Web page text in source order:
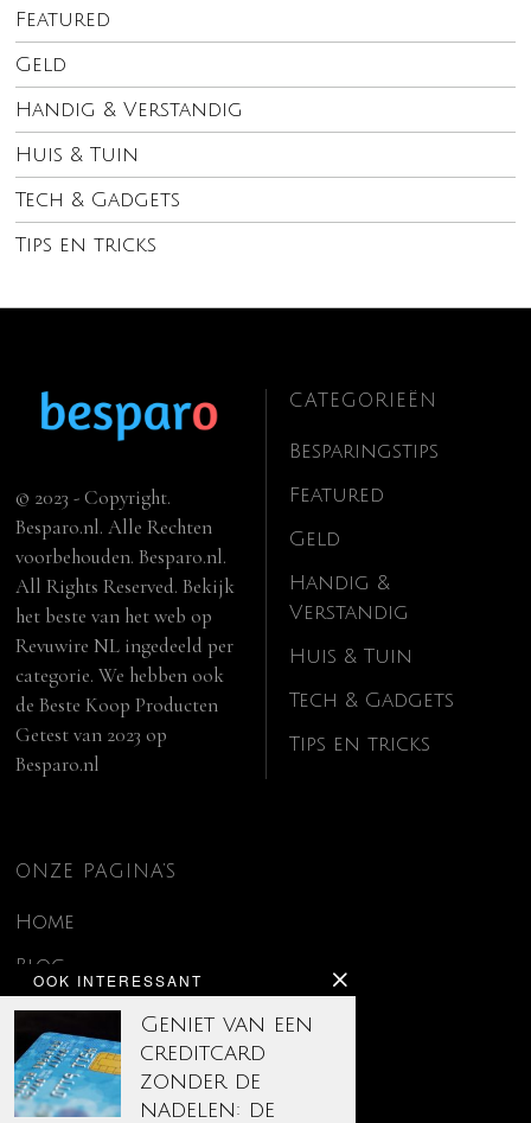
Featured
Geld
Handig & Verstandig
Huis & Tuin
Tech & Gadgets
Tips en tricks
OOK INTERESSANT
Geniet van een
creditcard
zonder de
nadelen: de
© 2023 - Copyright.
Besparo.nl. Alle Rechten
voorbehouden. Besparo.nl.
All Rights Reserved. Bekijk
het beste van het web op
Revuwire NL ingedeeld per
categorie. We hebben ook
deBeste Koop Producten
Getest van 2023 op
Besparo.nl
CATEGORIEËN
Besparingstips
Featured
Geld
Handig &
Verstandig
Huis & Tuin
Tech & Gadgets
Tips en tricks
ONZE PAGINA’S
Home
Blog
Contact
Disclaimer
Over ons